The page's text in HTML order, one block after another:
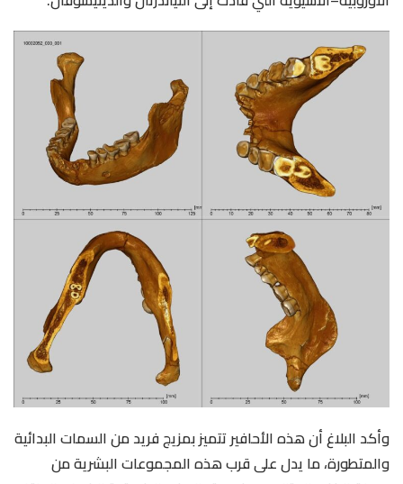
وأكد البلاغ أن هذه الأحافير تتميز بمزيج فريد من السمات البدائية
والمتطورة، ما يدل على قرب هذه المجموعات البشرية من